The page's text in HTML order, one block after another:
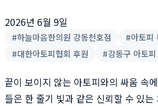
2026년 6월 9일
#하늘마음한의원 강동천호점 #아토피
#대한아토피협회 후원 #강동구 아토
끝이 보이지 않는 아토피와의 싸움 속
들은 한 줄기 빛과 같은 신뢰할 수 있